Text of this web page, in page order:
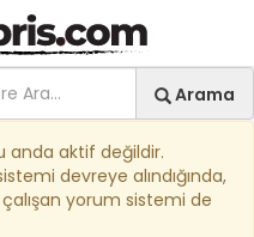
Ara
Arama
|
anda aktif değildir.
devreye alındığında,
yorum sistemi de